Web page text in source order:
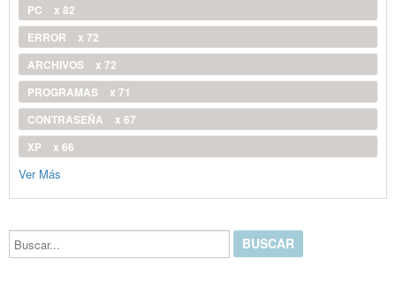
PC
x 82
ERROR
x 72
ARCHIVOS
x 72
PROGRAMAS
x 71
CONTRASEÑA
x 67
XP
x 66
Ver Más
Buscar...